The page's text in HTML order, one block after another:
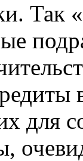
Так
для